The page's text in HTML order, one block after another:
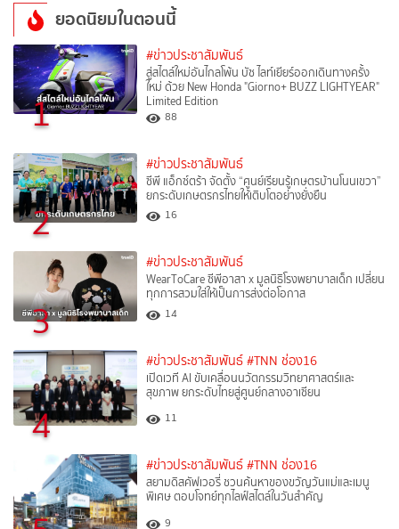
ยอดนิยมในตอนนี้
1
#ข่าวประชาสัมพันธ์
สู่สไตล์ใหม่อันไกลโพ้น บัซ ไลท์เยียร์ออกเดินทางครั้ง
ใหม่ ด้วย New Honda "Giorno+ BUZZ LIGHTYEAR"
Limited Edition
88
2
#ข่าวประชาสัมพันธ์
ซีพี แอ็กซ์ตร้า จัดตั้ง “ศูนย์เรียนรู้เกษตรบ้านโนนเขวา”
ยกระดับเกษตรกรไทยให้เติบโตอย่างยั่งยืน
16
3
#ข่าวประชาสัมพันธ์
WearToCare ซีพีอาสา x มูลนิธิโรงพยาบาลเด็ก เปลี่ยน
ทุกการสวมใส่ให้เป็นการส่งต่อโอกาส
14
4
#ข่าวประชาสัมพันธ์ #TNN ช่อง16
เปิดเวที AI ขับเคลื่อนนวัตกรรมวิทยาศาสตร์และ
สุขภาพ ยกระดับไทยสู่ศูนย์กลางอาเซียน
11
#ข่าวประชาสัมพันธ์ #TNN ช่อง16
สยามดิสคัฟเวอรี่ ชวนค้นหาของขวัญวันแม่และเมนู
พิเศษ ตอบโจทย์ทุกไลฟ์สไตล์ในวันสำคัญ
9